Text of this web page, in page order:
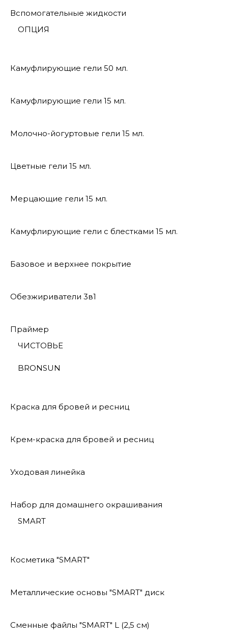
Вспомогательные жидкости
ОПЦИЯ
Камуфлирующие гели 50 мл.
Камуфлирующие гели 15 мл.
Молочно-йогуртовые гели 15 мл.
Цветные гели 15 мл.
Мерцающие гели 15 мл.
Камуфлирующие гели с блестками 15 мл.
Базовое и верхнее покрытие
Обезжириватели 3в1
Праймер
ЧИСТОВЬЕ
BRONSUN
Краска для бровей и ресниц
Крем-краска для бровей и ресниц
Уходовая линейка
Набор для домашнего окрашивания
SMART
Косметика "SMART"
Металлические основы "SMART" диск
Сменные файлы "SMART" L (2,5 см)